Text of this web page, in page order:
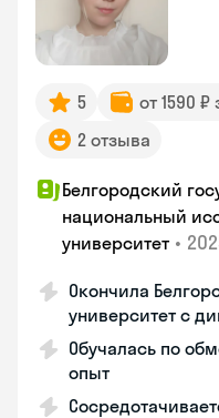
5 от 1590 ₽
2 отзыва
Белгородский
национальный
университет •
Окончила
университет с
Обучалась по
опыт